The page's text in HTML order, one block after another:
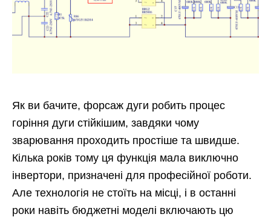
Як ви бачите, форсаж дуги робить процес
горіння дуги стійкішим, завдяки чому
зварювання проходить простіше та швидше.
Кілька років тому ця функція мала виключно
інвертори, призначені для професійної роботи.
Але технологія не стоїть на місці, і в останні
роки навіть бюджетні моделі включають цю